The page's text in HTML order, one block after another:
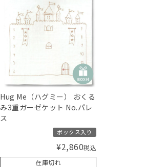
Hug Me（ハグミー） おくる
み3重ガーゼケット No.パレ
ス
ボックス入り
¥2,860税込
在庫切れ